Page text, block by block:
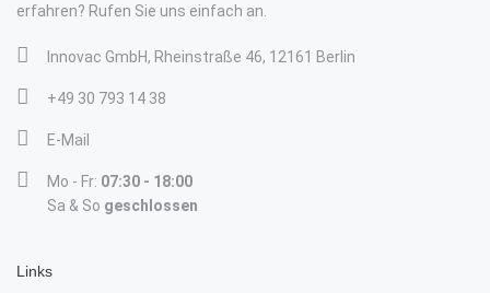
erfahren? Rufen Sie uns einfach an.
Innovac GmbH, Rheinstraße 46, 12161 Berlin
+49 30 793 14 38
E-Mail
Mo - Fr: 07:30 - 18:00
Sa & So geschlossen
Links